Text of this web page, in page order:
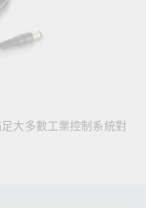
大多數工業控制系統對